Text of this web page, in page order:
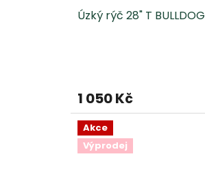
Úzký rýč 28" T BULLDOG
1 050 Kč
Akce
Výprodej